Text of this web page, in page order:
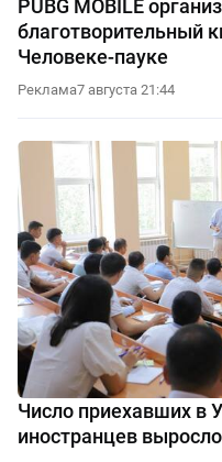
PUBG MOBILE
благотворительный
Человеке-пауке
Реклама7 августа 21:44
Число приехавших в
иностранцев